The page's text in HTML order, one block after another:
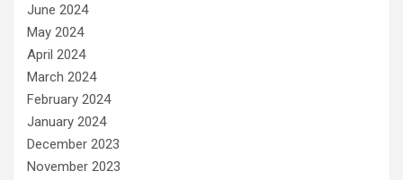
June 2024
May 2024
April 2024
March 2024
February 2024
January 2024
December 2023
November 2023